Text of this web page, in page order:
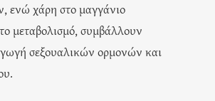
ενώ χάρη στο μαγγάνιο
μεταβολισμό, συμβάλλουν
σεξουαλικών ορμονών και